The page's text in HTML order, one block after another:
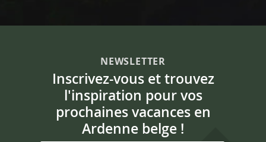
NEWSLETTER
Inscrivez-vous et trouvez
l'inspiration pour vos
prochaines vacances en
Ardenne belge !